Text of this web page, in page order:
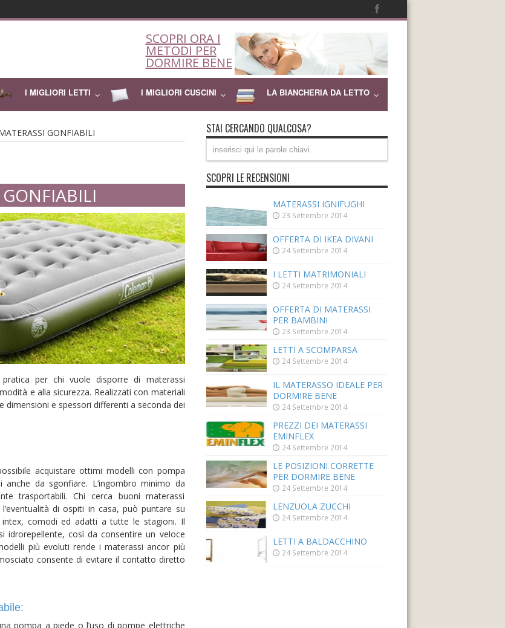
SCOPRI ORA I
METODI PER
DORMIRE BENE
I MIGLIORI LETTI I MIGLIORI CUSCINI LA BIANCHERIA DA LETTO
GONFIABILI
per chi vuole disporre di materassi
e alla sicurezza. Realizzati con materiali
dimensioni e spessori differenti a seconda dei
acquistare ottimi modelli con pompa
da sgonfiare. L’ingombro minimo da
trasportabili. Chi cerca buoni materassi
di ospiti in casa, può puntare su
comodi ed adatti a tutte le stagioni. Il
idrorepellente, così da consentire un veloce
più evoluti rende i materassi ancor più
consente di evitare il contatto diretto
pompa a piede o l’uso di pompe elettriche
STAI CERCANDO QUALCOSA?
SCOPRI LE RECENSIONI
MATERASSI IGNIFUGHI
23 Settembre 2014
OFFERTA DI IKEA DIVANI
24 Settembre 2014
I LETTI MATRIMONIALI
24 Settembre 2014
OFFERTA DI MATERASSI
PER BAMBINI
23 Settembre 2014
LETTI A SCOMPARSA
24 Settembre 2014
IL MATERASSO IDEALE PER
DORMIRE BENE
24 Settembre 2014
PREZZI DEI MATERASSI
EMINFLEX
24 Settembre 2014
LE POSIZIONI CORRETTE
PER DORMIRE BENE
24 Settembre 2014
LENZUOLA ZUCCHI
24 Settembre 2014
LETTI A BALDACCHINO
24 Settembre 2014